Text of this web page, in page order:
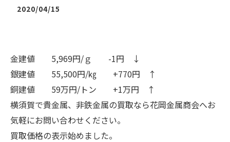
2020/04/15
金建値 5,969円/ｇ -1円 ↓
銀建値 55,500円/㎏ +770円 ↑
銅建値 59万円/トン +1万円 ↑
横須賀で貴金属、非鉄金属の買取なら花岡金属商会へお
気軽にお問い合わせください。
買取価格の表示始めました。